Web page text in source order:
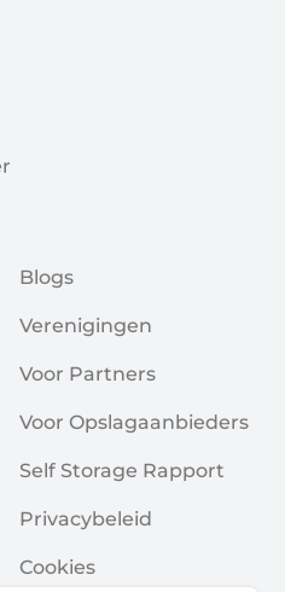
Blogs
Verenigingen
Voor Partners
Voor Opslagaanbieders
Self Storage Rapport
Privacybeleid
Cookies